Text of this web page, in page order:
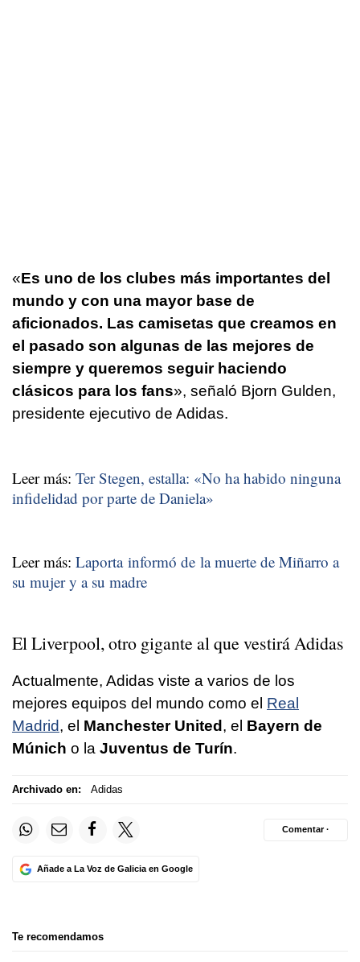
«Es uno de los clubes más importantes del
mundo y con una mayor base de
aficionados. Las camisetas que creamos en
el pasado son algunas de las mejores de
siempre y queremos seguir haciendo
clásicos para los fans», señaló Bjorn Gulden,
presidente ejecutivo de Adidas.
Leer más: Ter Stegen, estalla: «No ha habido ninguna
infidelidad por parte de Daniela»
Leer más: Laporta informó de la muerte de Miñarro a
su mujer y a su madre
El Liverpool, otro gigante al que vestirá Adidas
Actualmente, Adidas viste a varios de los
mejores equipos del mundo como el Real
Madrid, el Manchester United, el Bayern de
Múnich o la Juventus de Turín.
Archivado en: Adidas
Añade a La Voz de Galicia en Google
Comentar ·
Te recomendamos